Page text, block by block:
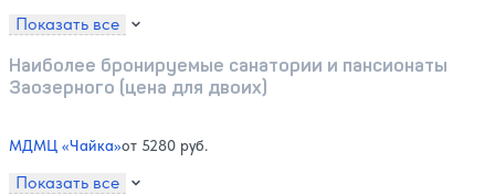
Показать все
Наиболее бронируемые санатории и пансионаты
Заозерного (цена для двоих)
МДМЦ «Чайка»от 5280 руб.
Показать все